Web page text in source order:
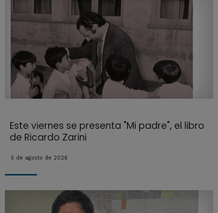
Este viernes se presenta "Mi padre", el libro
de Ricardo Zarini
5 de agosto de 2026